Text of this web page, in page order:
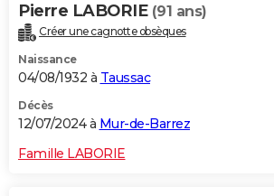
Pierre LABORIE (91 ans)
Créer une cagnotte obsèques
Naissance
04/08/1932 à Taussac
Décès
12/07/2024 à Mur-de-Barrez
Famille LABORIE